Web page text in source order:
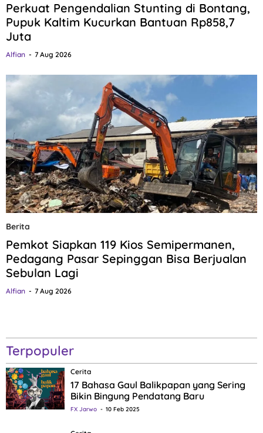
Perkuat Pengendalian Stunting di Bontang,
Pupuk Kaltim Kucurkan Bantuan Rp858,7
Juta
Alfian 7 Aug 2026
Berita
Pemkot Siapkan 119 Kios Semipermanen,
Pedagang Pasar Sepinggan Bisa Berjualan
Sebulan Lagi
Alfian 7 Aug 2026
Terpopuler
Cerita
17 Bahasa Gaul Balikpapan yang Sering
Bikin Bingung Pendatang Baru
FX Jarwo 10 Feb 2025